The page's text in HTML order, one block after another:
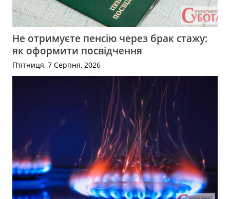
Не отримуєте пенсію через брак стажу:
як оформити посвідчення
П’ятниця, 7 Серпня, 2026